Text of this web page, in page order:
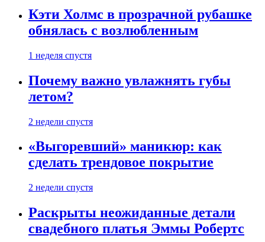
Кэти Холмс в прозрачной рубашке
обнялась с возлюбленным
1 неделя спустя
Почему важно увлажнять губы
летом?
2 недели спустя
«Выгоревший» маникюр: как
сделать трендовое покрытие
2 недели спустя
Раскрыты неожиданные детали
свадебного платья Эммы Робертс